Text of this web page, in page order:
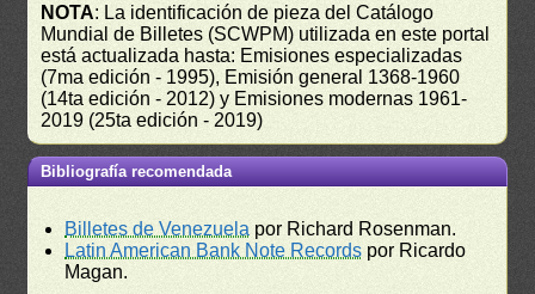
NOTA: La identificación de pieza del Catálogo
Mundial de Billetes (SCWPM) utilizada en este portal
está actualizada hasta: Emisiones especializadas
(7ma edición - 1995), Emisión general 1368-1960
(14ta edición - 2012) y Emisiones modernas 1961-
2019 (25ta edición - 2019)
Bibliografía recomendada
Billetes de Venezuela por Richard Rosenman.
Latin American Bank Note Records por Ricardo
Magan.